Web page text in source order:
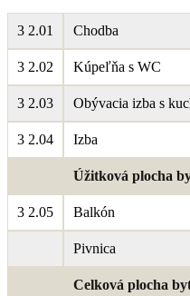
3 2.01 Chodba
3 2.02 Kúpeľňa s WC
3 2.03 Obývacia izba s
3 2.04 Izba
Úžitková plocha
3 2.05 Balkón
Pivnica
Celková plocha